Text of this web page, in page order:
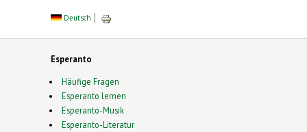
Deutsch
Esperanto
Häufige Fragen
Esperanto lernen
Esperanto-Musik
Esperanto-Literatur